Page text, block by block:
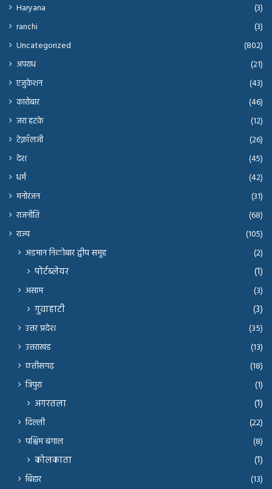
Haryana
(3)
ranchi
(3)
Uncategorized
(802)
अपराध
(21)
एजुकेशन
(43)
कारोबार
(46)
जरा हटके
(12)
टेक्नॉलजी
(26)
देश
(45)
धर्म
(42)
मनोरंजन
(31)
राजनीति
(68)
राज्य
(105)
अंडमान निकोबार द्वीप समूह (2)
पोर्टब्लेयर (1)
असाम (3)
गुवाहाटी (3)
उत्तर प्रदेश
(35)
उत्तराखंड
(13)
छत्तीसगढ़
(18)
त्रिपुरा
(1)
अगरतला (1)
दिल्ली
(22)
पश्चिम बंगाल
(8)
कोलकाता (1)
बिहार
(13)